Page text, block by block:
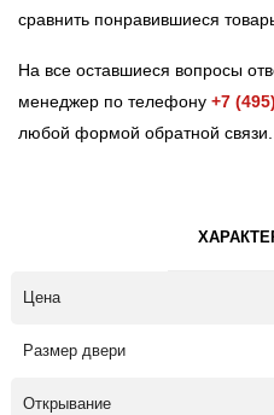
сравнить понравившиеся
На все оставшиеся вопросы
менеджер по телефону +7
любой формой обратной связи.
Цена
Размер двери
Открывание